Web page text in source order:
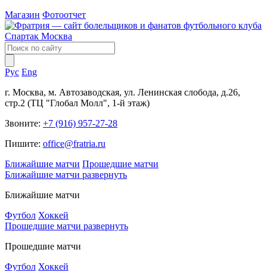
Магазин Фотоотчет
Рус Eng
г. Москва, м. Автозаводская, ул. Ленинская слобода, д.26,
стр.2 (ТЦ "Глобал Молл", 1-й этаж)
Звоните: +7 (916) 957-27-28
Пишите: office@fratria.ru
Ближайшие матчи Прошедшие матчи
Ближайшие матчи развернуть
Ближайшие матчи
Футбол Хоккей
Прошедшие матчи развернуть
Прошедшие матчи
Футбол Хоккей